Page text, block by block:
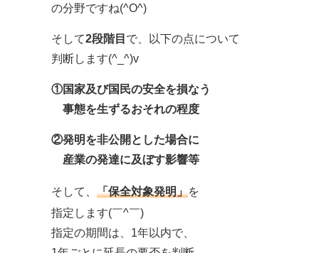
の分野ですね(^O^)
そして2段階目 で、以下の点について
判断します(^_^)v
①国家及び国民の安全を損なう
事態を生ずるおそれの程度
②発明を非公開とした場合に
産業の発達に及ぼす影響等
そして、 「保全対象発明」を
指定します(￣^￣)ゞ
指定の期間は、1年以内で、